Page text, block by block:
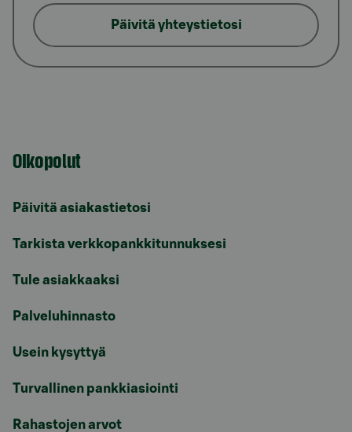
Päivitä yhteystietosi
Oikopolut
Päivitä asiakastietosi
Tarkista verkkopankkitunnuksesi
Tule asiakkaaksi
Palveluhinnasto
Usein kysyttyä
Turvallinen pankkiasiointi
Rahastojen arvot